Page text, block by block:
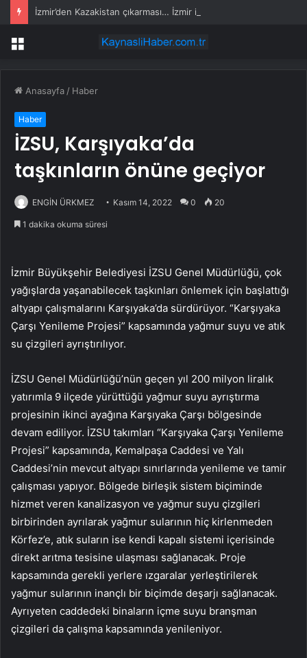
Menü
Anasayfa / Haber
Haber
İZSU, Karşıyaka’da
taşkınların önüne geçiyor
ENGİN ÜRKMEZ Kasım 14, 2022 0 20
1 dakika okuma süresi
İzmir Büyükşehir Belediyesi İZSU Genel Müdürlüğü, çok
yağışlarda yaşanabilecek taşkınları önlemek için başlattığı
altyapı çalışmalarını Karşıyaka’da sürdürüyor. “Karşıyaka
Çarşı Yenileme Projesi” kapsamında yağmur suyu ve atık
su çizgileri ayrıştırılıyor.
İZSU Genel Müdürlüğü’nün geçen yıl 200 milyon liralık
yatırımla 9 ilçede yürüttüğü yağmur suyu ayrıştırma
projesinin ikinci ayağına Karşıyaka Çarşı bölgesinde
devam ediliyor. İZSU takımları “Karşıyaka Çarşı Yenileme
Projesi” kapsamında, Kemalpaşa Caddesi ve Yalı
Caddesi’nin mevcut altyapı sınırlarında yenileme ve tamir
çalışması yapıyor. Bölgede birleşik sistem biçiminde
hizmet veren kanalizasyon ve yağmur suyu çizgileri
birbirinden ayrılarak yağmur sularının hiç kirlenmeden
Körfez’e, atık suların ise kendi kapalı sistemi içerisinde
direkt arıtma tesisine ulaşması sağlanacak. Proje
kapsamında gerekli yerlere ızgaralar yerleştirilerek
yağmur sularının inançlı bir biçimde deşarjı sağlanacak.
Ayrıyeten caddedeki binaların içme suyu branşman
çizgileri da çalışma kapsamında yenileniyor.